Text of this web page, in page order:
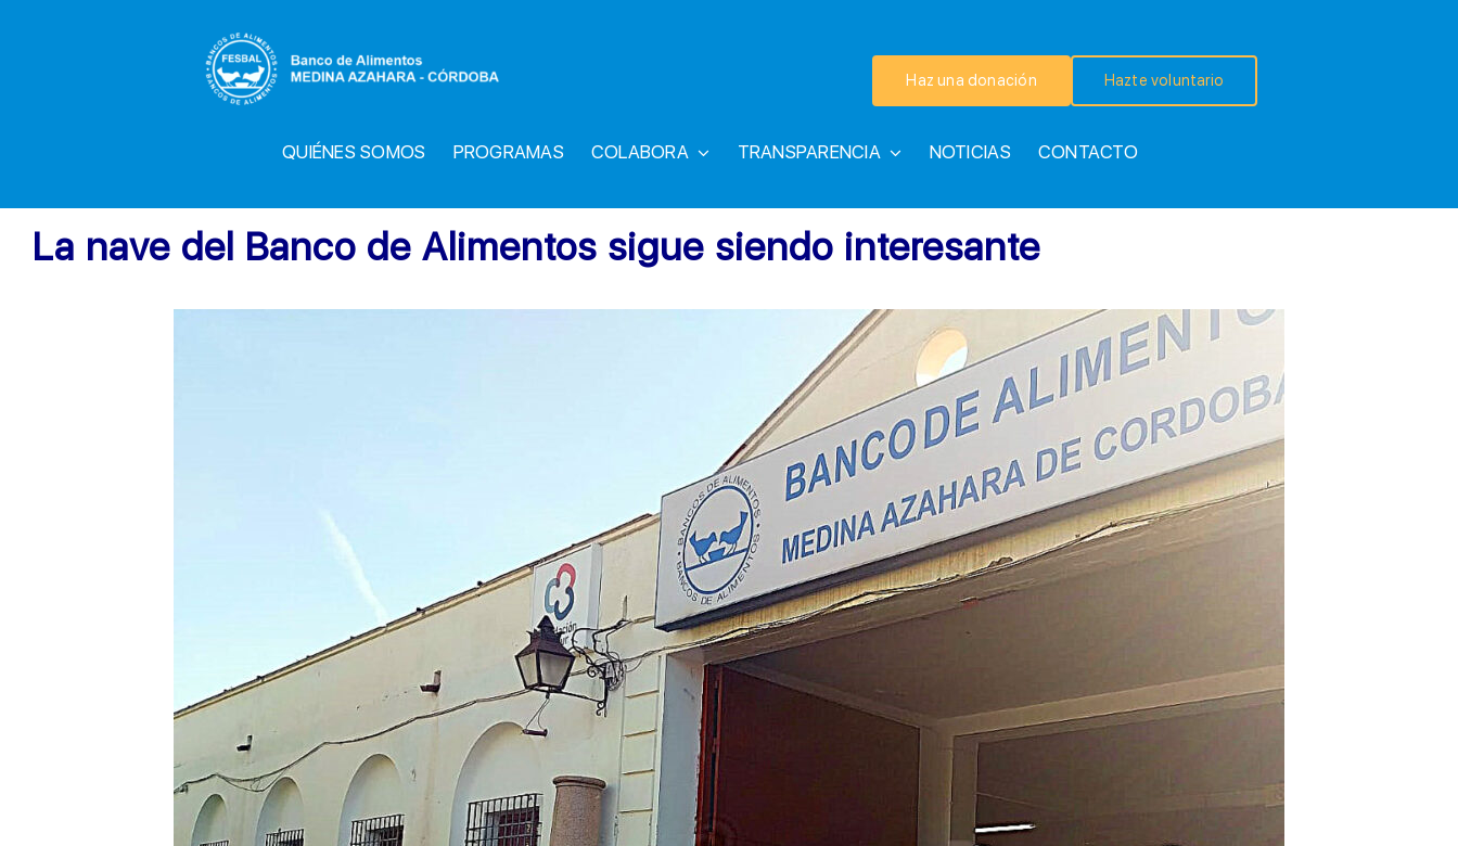
Haz una donación Hazte voluntario
QUIÉNES SOMOS PROGRAMAS COLABORA TRANSPARENCIA NOTICIAS CONTACTO
La nave del Banco de Alimentos sigue siendo interesante